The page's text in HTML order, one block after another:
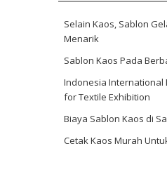
Selain Kaos, Sablon
Menarik
Sablon Kaos Pada
Indonesia International
for Textile Exhibition
Biaya Sablon Kaos di
Cetak Kaos Murah